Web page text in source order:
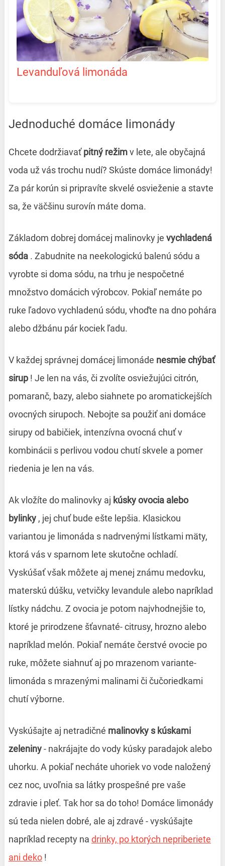
Levanduľová limonáda
Jednoduché domáce limonády
Chcete dodržiavaťpitný režimv lete, ale obyčajná
voda už vás trochu nudí? Skúste domáce limonády!
Za pár korún si pripravíte skvelé osvieženie a stavte
sa, že väčšinu surovín máte doma.
Základom dobrej domácej malinovky je vychladená
sóda. Zabudnite na neekologickú balenú sódu a
vyrobte si doma sódu, na trhu je nespočetné
množstvo domácich výrobcov. Pokiaľ nemáte po
ruke ľadovo vychladenú sódu, vhoďte na dno pohára
alebo džbánu pár kociek ľadu.
V každej správnej domácej limonáde nesmie chýbať
sirup! Je len na vás, či zvolíte osviežujúci citrón,
pomaranč, bazy, alebo siahnete po aromatickejších
ovocných sirupoch. Nebojte sa použiť ani domáce
sirupy od babičiek, intenzívna ovocná chuť v
kombinácii s perlivou vodou chutí skvele a pomer
riedenia je len na vás.
Ak vložíte do malinovky aj kúsky ovocia alebo
bylinky, jej chuť bude ešte lepšia. Klasickou
variantou je limonáda s nadrvenými lístkami mäty,
ktorá vás v sparnom lete skutočne ochladí.
Vyskúšať však môžete aj menej známu medovku,
materskú dúšku, vetvičky levandule alebo napríklad
lístky nádchu. Z ovocia je potom najvhodnejšie to,
ktoré je prirodzene šťavnaté- citrusy, hrozno alebo
napríklad melón. Pokiaľ nemáte čerstvé ovocie po
ruke, môžete siahnuť aj po mrazenom variante-
limonáda s mrazenými malinami či čučoriedkami
chutí výborne.
Vyskúšajte aj netradičné malinovky s kúskami
zeleniny- nakrájajte do vody kúsky paradajok alebo
uhorku. A pokiaľ necháte uhoriek vo vode naložený
cez noc, uvoľnia sa látky prospešné pre vaše
zdravie i pleť. Tak hor sa do toho! Domáce limonády
sú teda nielen dobré, ale aj zdravé - vyskúšajte
napríklad recepty na drinky, po ktorých nepriberiete
ani deko !